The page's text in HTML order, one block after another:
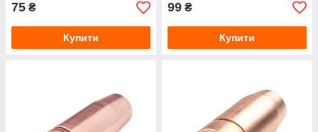
75 ₴
Купити
99 ₴
Купити